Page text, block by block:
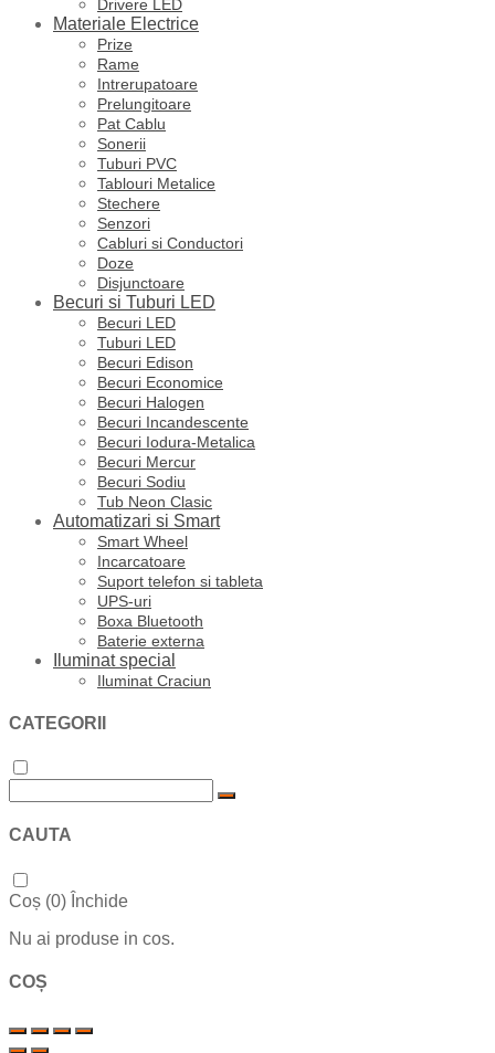
Drivere LED
Materiale Electrice
Prize
Rame
Intrerupatoare
Prelungitoare
Pat Cablu
Sonerii
Tuburi PVC
Tablouri Metalice
Stechere
Senzori
Cabluri si Conductori
Doze
Disjunctoare
Becuri si Tuburi LED
Becuri LED
Tuburi LED
Becuri Edison
Becuri Economice
Becuri Halogen
Becuri Incandescente
Becuri Iodura-Metalica
Becuri Mercur
Becuri Sodiu
Tub Neon Clasic
Automatizari si Smart
Smart Wheel
Incarcatoare
Suport telefon si tableta
UPS-uri
Boxa Bluetooth
Baterie externa
Iluminat special
Iluminat Craciun
CATEGORII
CAUTA
Coș (0) Închide
Nu ai produse in cos.
COȘ